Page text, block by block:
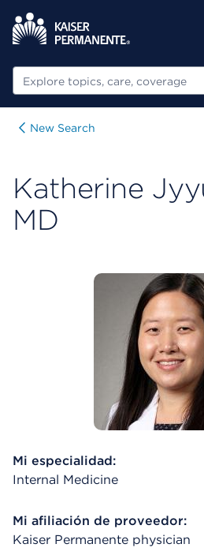
Buscar
New Search
Katherine
MD
Mi especialidad:
Internal Medicine
Mi afiliación de proveedor:
Kaiser Permanente physician